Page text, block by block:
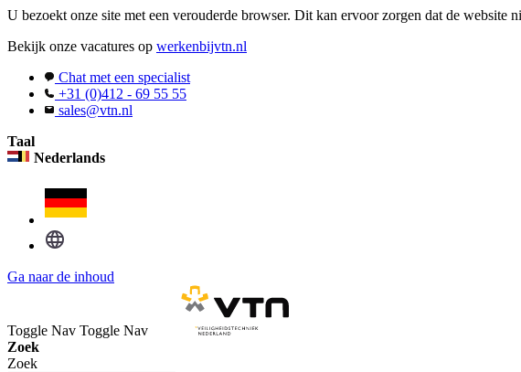
U bezoekt onze site met een verouderde browser. Dit kan ervoor zorgen dat de website
Bekijk onze vacatures op werkenbijvtn.nl
Chat met een specialist
+31 (0)412 - 69 55 55
sales@vtn.nl
Taal
Nederlands
Ga naar de inhoud
Toggle Nav Toggle Nav
Zoek
Zoek